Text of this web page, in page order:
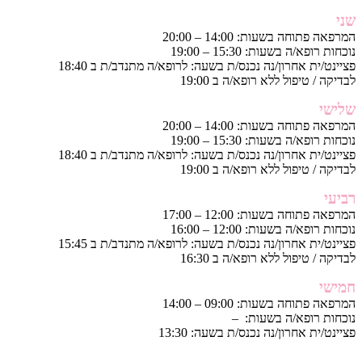
שני
המרפאה פתוחה בשעות: 14:00 – 20:00
נוכחות רופא/ה בשעות: 15:30 – 19:00
פציינט/ית אחרון/נה נכנס/ת בשעה: לרופא/ה מתנדב/ת ב 18:40
לבדיקה / טיפול ללא רופא/ה ב 19:00
שלישי
המרפאה פתוחה בשעות: 14:00 – 20:00
נוכחות רופא/ה בשעות: 15:30 – 19:00
פציינט/ית אחרון/נה נכנס/ת בשעה: לרופא/ה מתנדב/ת ב 18:40
לבדיקה / טיפול ללא רופא/ה ב 19:00
רביעי
המרפאה פתוחה בשעות: 12:00 – 17:00
נוכחות רופא/ה בשעות: 12:00 – 16:00
פציינט/ית אחרון/נה נכנס/ת בשעה: לרופא/ה מתנדב/ת ב 15:45
לבדיקה / טיפול ללא רופא/ה ב 16:30
חמישי
המרפאה פתוחה בשעות: 09:00 – 14:00
נוכחות רופא/ה בשעות: –
פציינט/ית אחרון/נה נכנס/ת בשעה: 13:30